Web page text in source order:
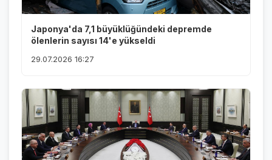
Japonya'da 7,1 büyüklüğündeki depremde
ölenlerin sayısı 14'e yükseldi
29.07.2026 16:27